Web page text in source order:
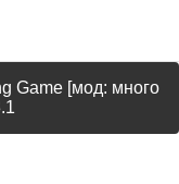
Game [мод: много